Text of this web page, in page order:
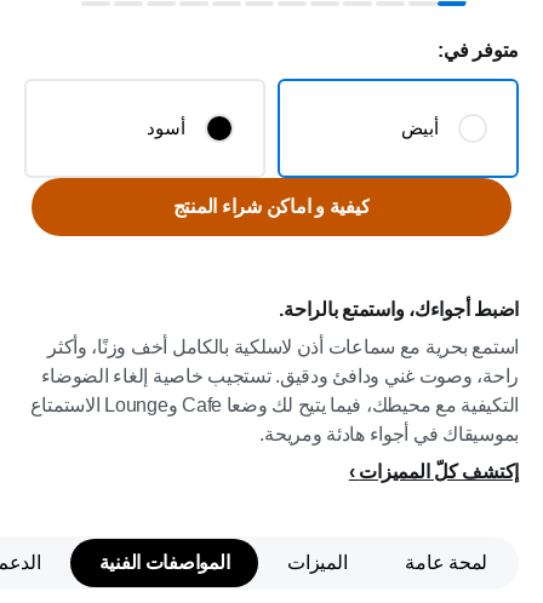
اضبط أجواءك، واستمتع بالراحة.
استمع بحرية مع سماعات أذن لاسلكية بالكامل أخف وزنًا، وأكثر
راحة، وصوت غني ودافئ ودقيق. تستجيب خاصية إلغاء الضوضاء
التكيفية مع محيطك، فيما يتيح لك وضعا Cafe وLounge الاستمتاع
بموسيقاك في أجواء هادئة ومريحة.
إكتشف كلّ المميزات
متوفر في:
أبيض أسود
كيفية و اماكن شراء المنتج
لمحة عامة الميزات المواصفات الفنية